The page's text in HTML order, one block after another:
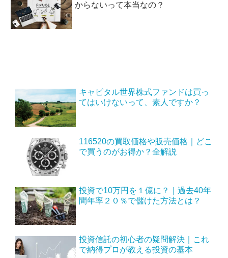
からないって本当なの？
キャピタル世界株式ファンドは買っ
てはいけないって、素人ですか？
116520の買取価格や販売価格｜どこ
で買うのがお得か？全解説
投資で10万円を１億に？｜過去40年
間年率２０％で儲けた方法とは？
投資信託の初心者の疑問解決｜これ
で納得プロが教える投資の基本